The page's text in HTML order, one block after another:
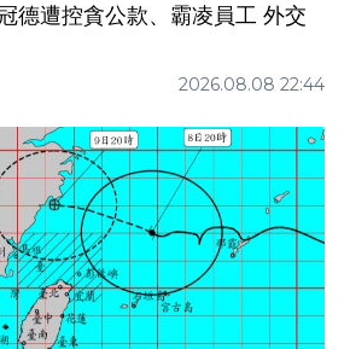
德遭控貪公款、霸凌員工 外交
2026.08.08 22:44